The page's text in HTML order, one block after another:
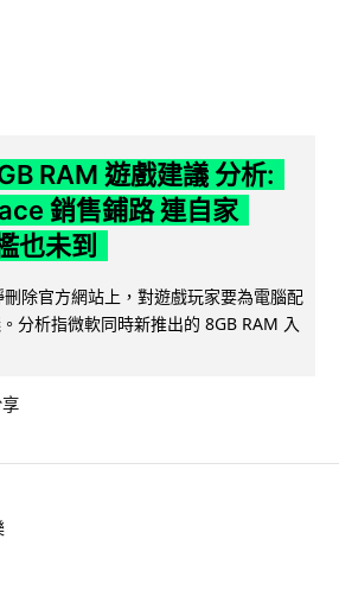
RAM 遊戲建議 分析:
銷售鋪路 連自家
也未到
除官方網站上，對遊戲玩家要為電腦配
分析指微軟同時新推出的 8GB RAM 入